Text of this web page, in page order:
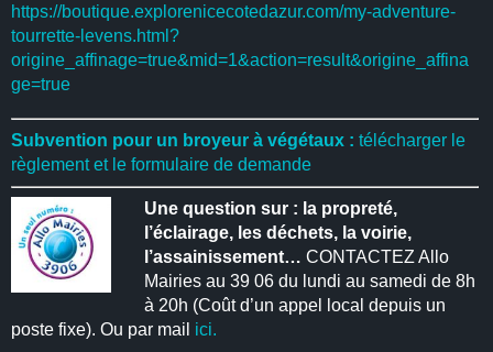
https://boutique.explorenicecotedazur.com/my-adventure-
tourrette-levens.html?
origine_affinage=true&mid=1&action=result&origine_affina
ge=true
Subvention pour un broyeur à végétaux : télécharger le
règlement et le formulaire de demande
Une question sur : la propreté,
l’éclairage, les déchets, la voirie,
l’assainissement… CONTACTEZ Allo
Mairies au 39 06 du lundi au samedi de 8h
à 20h (Coût d’un appel local depuis un
poste fixe). Ou par mail ici.